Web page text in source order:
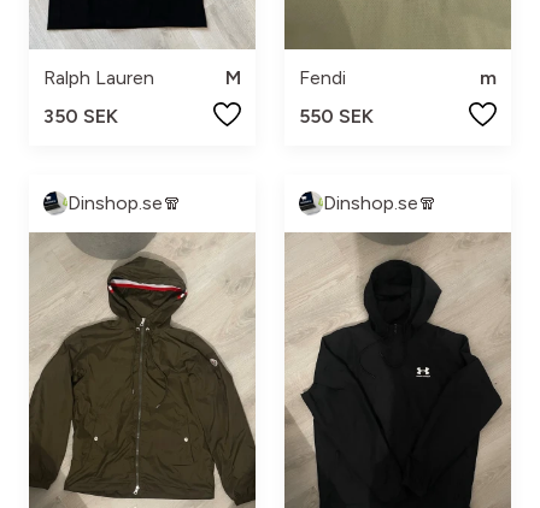
Ralph Lauren
M
350 SEK
Fendi
m
550 SEK
Dinshop.se🧣 Dinshop.se🧣